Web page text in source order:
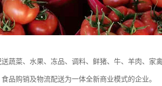
蔬菜、水果、冻品、调料、鲜猪、牛、羊肉、家
品购销及物流配送为一体全新商业模式的企业。